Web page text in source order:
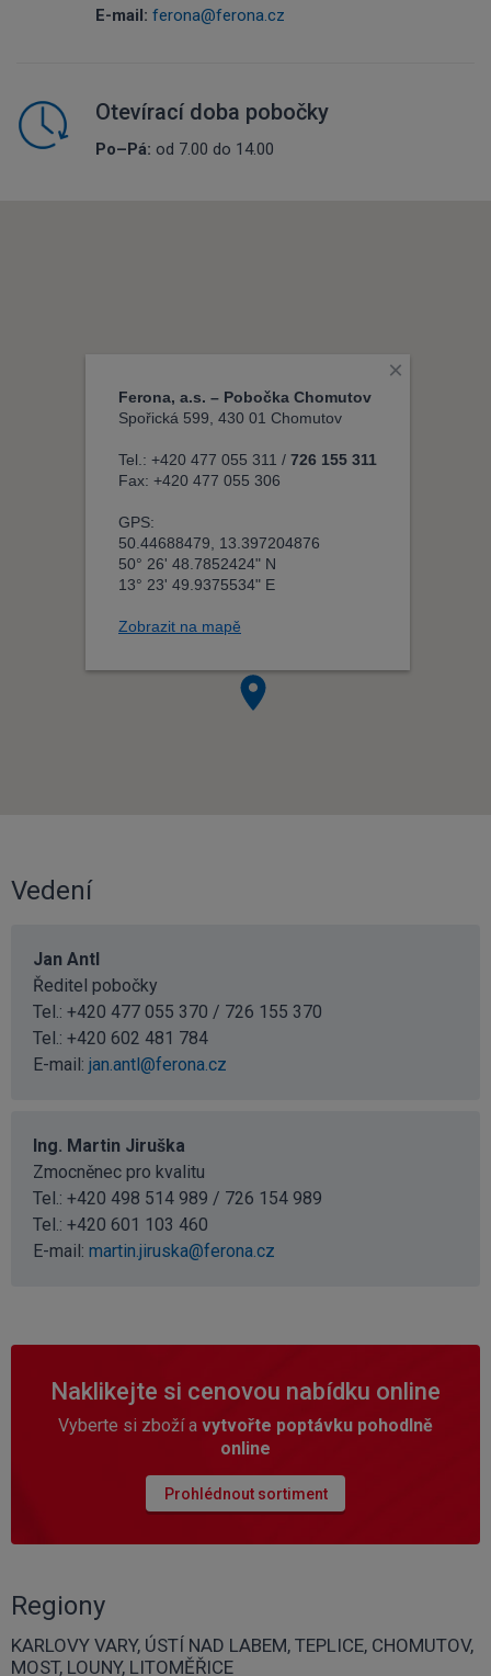
E-mail: ferona@ferona.cz
Otevírací doba pobočky
Po–Pá: od 7.00 do 14.00
Vedení
Jan Antl
Ředitel pobočky
Tel.: +420 477 055 370 / 726 155 370
Tel.: +420 602 481 784
E-mail: jan.antl@ferona.cz
Ing. Martin Jiruška
Zmocněnec pro kvalitu
Tel.: +420 498 514 989 / 726 154 989
Tel.: +420 601 103 460
E-mail: martin.jiruska@ferona.cz
Naklikejte si cenovou nabídku online
Vyberte si zboží a vytvořte poptávku pohodlně
online
Prohlédnout sortiment
Regiony
KARLOVY VARY, ÚSTÍ NAD LABEM, TEPLICE, CHOMUTOV,
MOST, LOUNY, LITOMĚŘICE